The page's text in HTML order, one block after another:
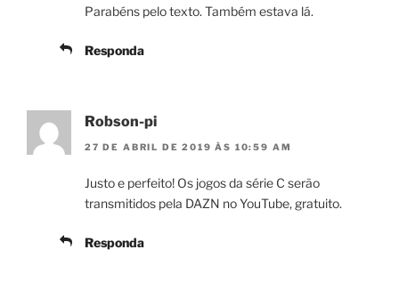
Parabéns pelo texto. Também estava lá.
Responda
Robson-pi
27 DE ABRIL DE 2019 ÀS 10:59 AM
Justo e perfeito! Os jogos da série C serão
transmitidos pela DAZN no YouTube, gratuito.
Responda